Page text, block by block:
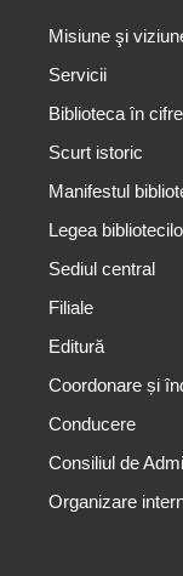
Misiune şi
Servicii
Biblioteca în cifre
Scurt istoric
Manifestul
Legea
Sediul central
Filiale
Editură
Coordonare și
Conducere
Consiliul de
Organizare